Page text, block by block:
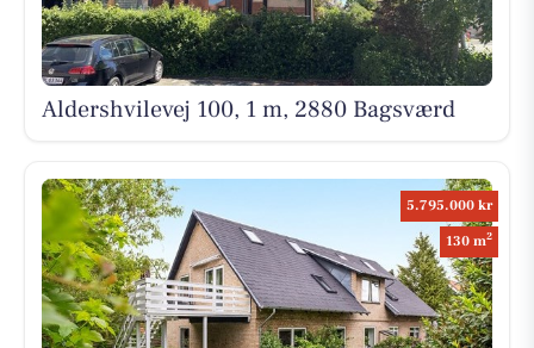
Aldershvilevej 100, 1 m, 2880 Bagsværd
5.795.000 kr
130 m2